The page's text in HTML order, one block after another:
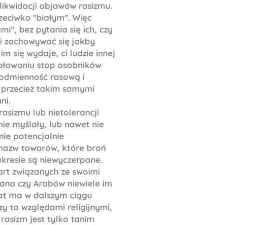
objawów rasizmu.
"białym". Więc
bez pytania się ich, czy
zachowywać się jakby
się wydaje, ci ludzie innej
stop osobników
rasową i
takim samymi
lub nietolerancji
myślały, lub nawet nie
potencjalnie
towarów, które broń
są niewyczerpane.
związanych ze swoimi
czy Arabów niewiele im
ma w dalszym ciągu
to względami religijnymi,
jest tylko tanim